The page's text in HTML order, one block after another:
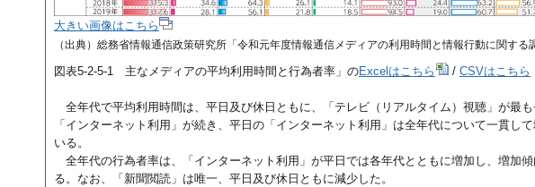
大きい画像はこちら
（出典）総務省情報通信政策研究所「令和元年度情報通信メディアの利用時間と情報行動に関する
図表5-2-5-1 主なメディアの平均利用時間と行為者率」のExcelはこちら / CSVはこちら
全年代で平均利用時間は、平日及び休日ともに、「テレビ（リアルタイム）視聴」が最も
「インターネット利用」が続き、平日の「インターネット利用」は全年代について一貫し
いる。
全年代の行為者率は、「インターネット利用」が平日では各年代とともに増加し、増加
る。なお、「新聞閲読」は唯一、平日及び休日ともに減少した。